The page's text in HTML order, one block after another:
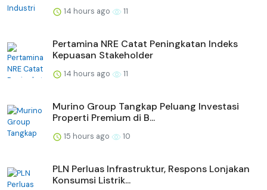
14 hours ago 11
Pertamina NRE Catat Peningkatan Indeks
Kepuasan Stakeholder
14 hours ago 11
Murino Group Tangkap Peluang Investasi
Properti Premium di B...
15 hours ago 10
PLN Perluas Infrastruktur, Respons Lonjakan
Konsumsi Listrik...